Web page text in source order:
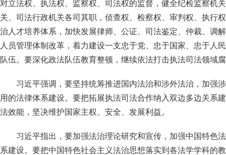
对立法权、执法权、监察权、司法权的监督，健全纪检监察机
关、司法行政机关各司其职，侦查权、检察权、审判权、执行
治人才培养体系，加快发展律师、公证、司法鉴定、仲裁、调
人员管理体制改革，着力建设一支忠于党、忠于国家、忠于人
队伍。要深化政法队伍教育整顿，继续依法打击执法司法领域
习近平强调，要坚持统筹推进国内法治和涉外法治，加强
用的法律体系建设。要把拓展执法司法合作纳入双边多边关系
法效能，坚决维护国家主权、安全、发展利益。
习近平指出，要加强法治理论研究和宣传，加强中国特色
系建设。要把中国特色社会主义法治思想落实到各法学学科的